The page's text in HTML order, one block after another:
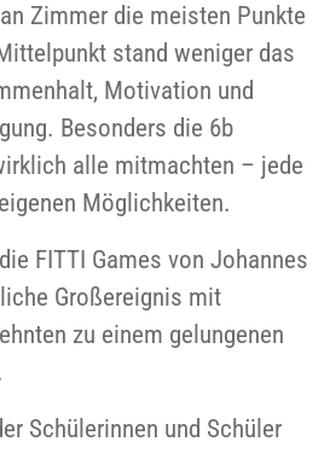
Zimmer die meisten Punkte
stand weniger das
Motivation und
Besonders die 6b
alle mitmachten – jede
Möglichkeiten.
FITTI Games von Johannes
Großereignis mit
zu einem gelungenen
Schülerinnen und Schüler